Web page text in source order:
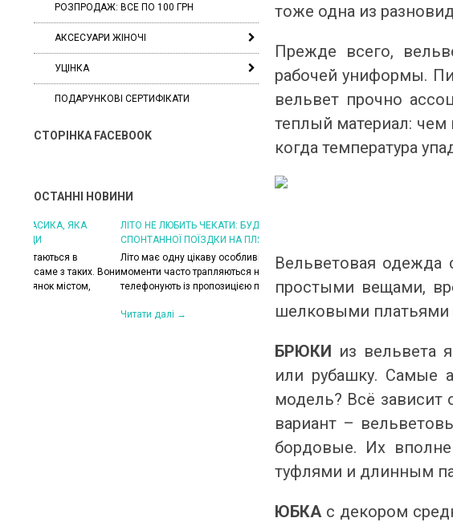
РОЗПРОДАЖ: ВСЕ ПО 100 ГРН
АКСЕСУАРИ ЖІНОЧІ
УЦІНКА
ПОДАРУНКОВІ СЕРТИФІКАТИ
СТОРІНКА FACEBOOK
ОСТАННІ НОВИНИ
ЛІТО НЕ ЛЮБИТЬ ЧЕКАТИ: БУДЬТЕ ГОТОВІ ДО
СПОНТАННОЇ ПОЇЗДКИ НА ПЛЯЖ
Літо має одну цікаву особливість — найкращі
моменти часто трапляються несподівано. Друзі
телефонують із пропозицією поїхати на озеро,...
ХОЧЕТЬСЯ КУРТКУ?
Цього літа погода ніби вирішила
на готовність до сюрпризів. Зранку
тоже одна из
Прежде всего,
рабочей униформы.
вельвет прочно
теплый материал: чем
когда температура
Вельветовая одежда
простыми вещами,
шелковыми
БРЮКИ из вельвета
или рубашку. Самые
модель? Всё зависит
вариант –
бордовые. Их
туфлями и длинным
ЮБКА с декором